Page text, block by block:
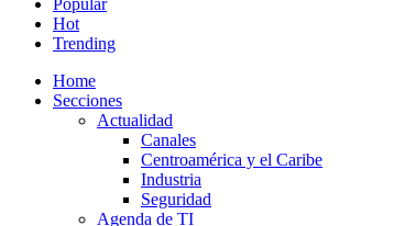
Popular
Hot
Trending
Home
Secciones
Actualidad
Canales
Centroamérica y el Caribe
Industria
Seguridad
Agenda de TI